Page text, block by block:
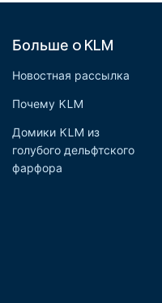
Больше o KLM
Новостная рассылка
Почему KLM
Домики KLM из
голубого дельфтского
фарфора